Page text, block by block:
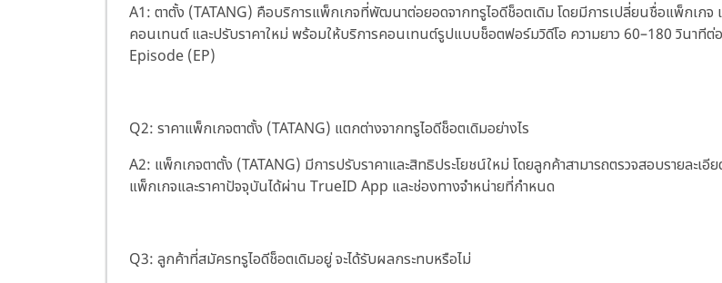
A1: ตาตั้ง (TATANG) คือบริการแพ็กเกจที่พัฒนาต่อยอดจากทรูไอดีช็อตเดิม โดยมีการเปลี่ยนชื่อแพ็กเกจ
คอนเทนต์ และปรับราคาใหม่ พร้อมให้บริการคอนเทนต์รูปแบบช็อตฟอร์มวิดีโอ ความยาว 60–180 วินาทีต่อ
Episode (EP)
Q2: ราคาแพ็กเกจตาตั้ง (TATANG) แตกต่างจากทรูไอดีช็อตเดิมอย่างไร
A2: แพ็กเกจตาตั้ง (TATANG) มีการปรับราคาและสิทธิประโยชน์ใหม่ โดยลูกค้าสามารถตรวจสอบรายละเอีย
แพ็กเกจและราคาปัจจุบันได้ผ่าน TrueID App และช่องทางจำหน่ายที่กำหนด
Q3: ลูกค้าที่สมัครทรูไอดีช็อตเดิมอยู่ จะได้รับผลกระทบหรือไม่